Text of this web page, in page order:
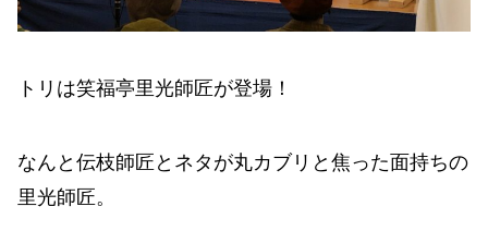
トリは笑福亭里光師匠が登場！
なんと伝枝師匠とネタが丸カブリと焦った面持ちの
里光師匠。